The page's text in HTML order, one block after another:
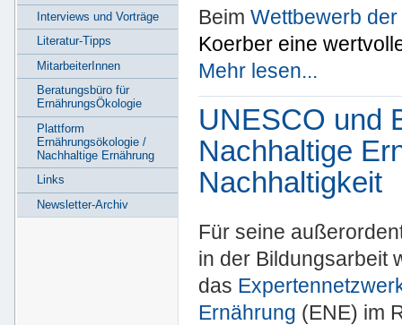
BeimWettbewerb
Koerber eine
Mehr lesen...
UNESCO und
Nachhaltige
Nachhaltigkeit
Für seine
in der Bildungsarbeit
das
Ernährung (ENE) im
Interviews und Vorträge
Literatur-Tipps
MitarbeiterInnen
Beratungsbüro für
ErnährungsÖkologie
Plattform
Ernährungsökologie /
Nachhaltige Ernährung
Links
Newsletter-Archiv